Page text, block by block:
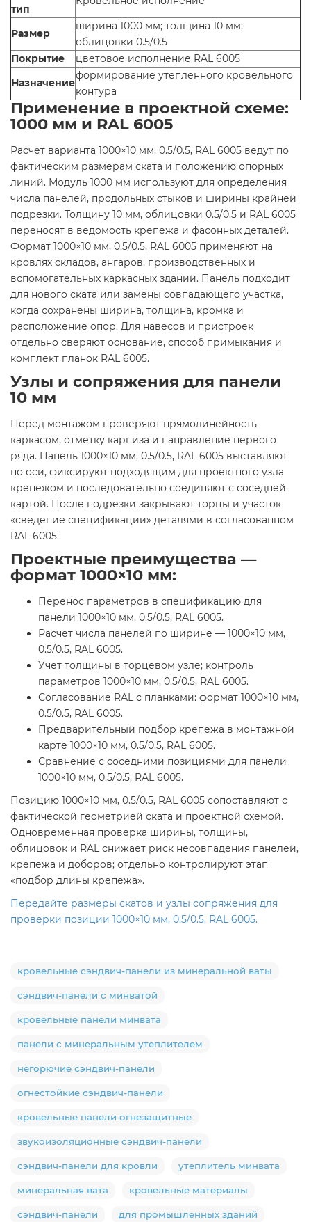
тип
Размер
ширина 1000 мм; толщина 10 мм;
облицовки 0.5/0.5
Покрытие
цветовое исполнение RAL 6005
Назначение
формирование утепленного кровельного
контура
Применение в проектной схеме:
1000 мм и RAL 6005
Расчет варианта 1000×10 мм, 0.5/0.5, RAL 6005 ведут по
фактическим размерам ската и положению опорных
линий. Модуль 1000 мм используют для определения
числа панелей, продольных стыков и ширины крайней
подрезки. Толщину 10 мм, облицовки 0.5/0.5 и RAL 6005
переносят в ведомость крепежа и фасонных деталей.
Формат 1000×10 мм, 0.5/0.5, RAL 6005 применяют на
кровлях складов, ангаров, производственных и
вспомогательных каркасных зданий. Панель подходит
для нового ската или замены совпадающего участка,
когда сохранены ширина, толщина, кромка и
расположение опор. Для навесов и пристроек
отдельно сверяют основание, способ примыкания и
комплект планок RAL 6005.
Узлы и сопряжения для панели
10 мм
Перед монтажом проверяют прямолинейность
каркасом, отметку карниза и направление первого
ряда. Панель 1000×10 мм, 0.5/0.5, RAL 6005 выставляют
по оси, фиксируют подходящим для проектного узла
крепежом и последовательно соединяют с соседней
картой. После подрезки закрывают торцы и участок
«сведение спецификации» деталями в согласованном
RAL 6005.
Проектные преимущества —
формат 1000×10 мм:
Перенос параметров в спецификацию для
панели 1000×10 мм, 0.5/0.5, RAL 6005.
Расчет числа панелей по ширине — 1000×10 мм,
0.5/0.5, RAL 6005.
Учет толщины в торцевом узле; контроль
параметров 1000×10 мм, 0.5/0.5, RAL 6005.
Согласование RAL с планками: формат 1000×10 мм,
0.5/0.5, RAL 6005.
Предварительный подбор крепежа в монтажной
карте 1000×10 мм, 0.5/0.5, RAL 6005.
Сравнение с соседними позициями для панели
1000×10 мм, 0.5/0.5, RAL 6005.
Позицию 1000×10 мм, 0.5/0.5, RAL 6005 сопоставляют с
фактической геометрией ската и проектной схемой.
Одновременная проверка ширины, толщины,
облицовок и RAL снижает риск несовпадения панелей,
крепежа и доборов; отдельно контролируют этап
«подбор длины крепежа».
Передайте размеры скатов и узлы сопряжения для
проверки позиции 1000×10 мм, 0.5/0.5, RAL 6005.
кровельные сэндвич-панели из минеральной ваты
сэндвич-панели с минватой
кровельные панели минвата
панели с минеральным утеплителем
негорючие сэндвич-панели
огнестойкие сэндвич-панели
кровельные панели огнезащитные
звукоизоляционные сэндвич-панели
сэндвич-панели для кровли утеплитель минвата
минеральная вата кровельные материалы
сэндвич-панели для промышленных зданий